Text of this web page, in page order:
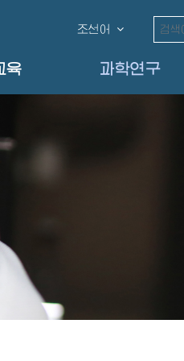
조선어
육 과학연구